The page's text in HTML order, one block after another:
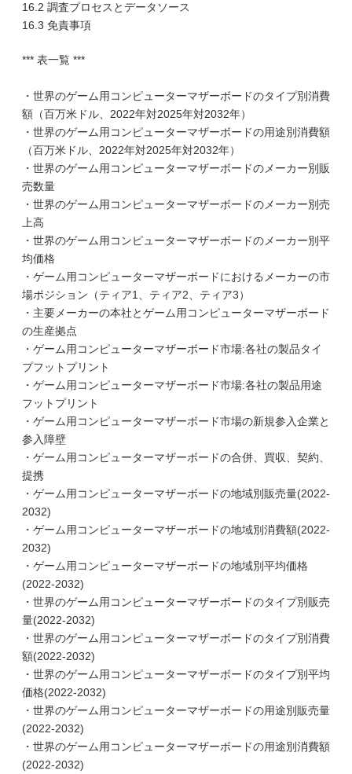
16.2 調査プロセスとデータソース
16.3 免責事項
*** 表一覧 ***
・世界のゲーム用コンピューターマザーボードのタイプ別消費
額（百万米ドル、2022年対2025年対2032年）
・世界のゲーム用コンピューターマザーボードの用途別消費額
（百万米ドル、2022年対2025年対2032年）
・世界のゲーム用コンピューターマザーボードのメーカー別販
売数量
・世界のゲーム用コンピューターマザーボードのメーカー別売
上高
・世界のゲーム用コンピューターマザーボードのメーカー別平
均価格
・ゲーム用コンピューターマザーボードにおけるメーカーの市
場ポジション（ティア1、ティア2、ティア3）
・主要メーカーの本社とゲーム用コンピューターマザーボード
の生産拠点
・ゲーム用コンピューターマザーボード市場:各社の製品タイ
プフットプリント
・ゲーム用コンピューターマザーボード市場:各社の製品用途
フットプリント
・ゲーム用コンピューターマザーボード市場の新規参入企業と
参入障壁
・ゲーム用コンピューターマザーボードの合併、買収、契約、
提携
・ゲーム用コンピューターマザーボードの地域別販売量(2022-
2032)
・ゲーム用コンピューターマザーボードの地域別消費額(2022-
2032)
・ゲーム用コンピューターマザーボードの地域別平均価格
(2022-2032)
・世界のゲーム用コンピューターマザーボードのタイプ別販売
量(2022-2032)
・世界のゲーム用コンピューターマザーボードのタイプ別消費
額(2022-2032)
・世界のゲーム用コンピューターマザーボードのタイプ別平均
価格(2022-2032)
・世界のゲーム用コンピューターマザーボードの用途別販売量
(2022-2032)
・世界のゲーム用コンピューターマザーボードの用途別消費額
(2022-2032)